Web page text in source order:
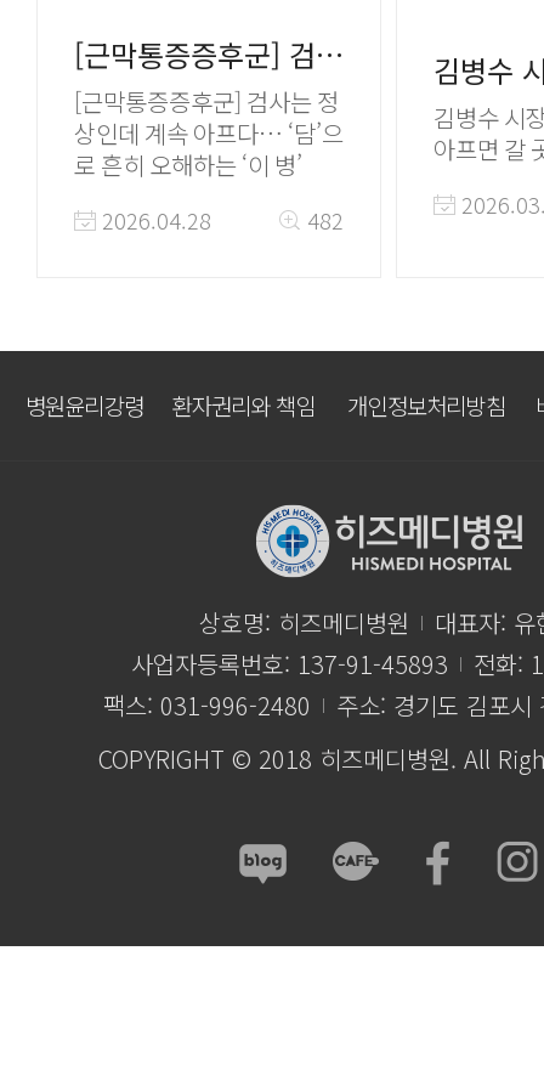
[근막통증증후군] 검사는 정상인데 계속 아프다… ‘담’으로 흔히 오해하는 ‘이 병’
[근막통증증후군] 검사는 정
상인데 계속 아프다… ‘담’으
로 흔히 오해하는 ‘이 병’
2026.04.28 482
김병수 시
아프면 갈
병원윤리강령 환자권리와 책임 개인정보처리방침
상호명: 히즈메디병원
대표자: 유
사업자등록번호: 137-91-45893
전화:
팩스: 031-996-2480
주소: 경기도 김포
COPYRIGHT © 2018 히즈메디병원. All